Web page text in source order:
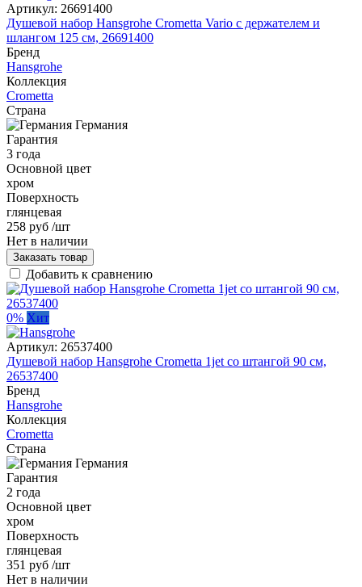
Артикул: 26691400
Душевой набор Hansgrohe Crometta Vario с держателем и
шлангом 125 см, 26691400
Бренд
Hansgrohe
Коллекция
Crometta
Страна
Германия
Гарантия
3 года
Основной цвет
хром
Поверхность
глянцевая
258 руб /шт
Нет в наличии
Заказать товар
Добавить к сравнению
0% Хит
Артикул: 26537400
Душевой набор Hansgrohe Crometta 1jet со штангой 90 см,
26537400
Бренд
Hansgrohe
Коллекция
Crometta
Страна
Германия
Гарантия
2 года
Основной цвет
хром
Поверхность
глянцевая
351 руб /шт
Нет в наличии